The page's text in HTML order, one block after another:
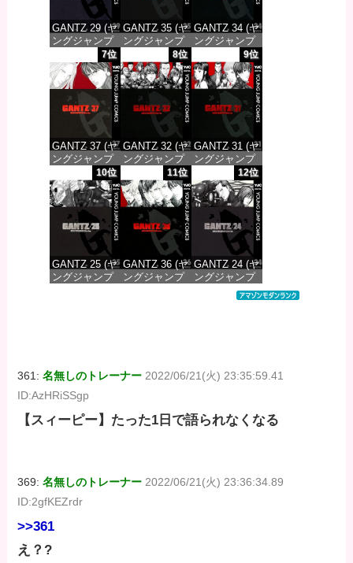
GANTZ 29 (ヤ
ングジャンプ
コミックス
DIGITAL)
価格：¥647
GANTZ 35 (ヤ
ングジャンプ
コミックス
DIGITAL)
価格：¥647
GANTZ 34 (ヤ
ングジャンプ
コミックス
DIGITAL)
価格：¥647
7位
GANTZ 37 (ヤ
ングジャンプ
コミックス
DIGITAL)
価格：¥647
8位
GANTZ 32 (ヤ
ングジャンプ
コミックス
DIGITAL)
価格：¥647
9位
GANTZ 31 (ヤ
ングジャンプ
コミックス
DIGITAL)
価格：¥647
10位
GANTZ 25 (ヤ
ングジャンプ
11位
GANTZ 36 (ヤ
ングジャンプ
12位
GANTZ 24 (ヤ
ングジャンプ
コミックス
361:名無しのトレーナー 2022/06/21(火) 23:35:59.41
ID:AzHRiSSgp
【スィーピー】たった1日で語られなくなる
369:名無しのトレーナー 2022/06/21(火) 23:36:34.89
ID:2gfKEZrdr
>>361
え？?